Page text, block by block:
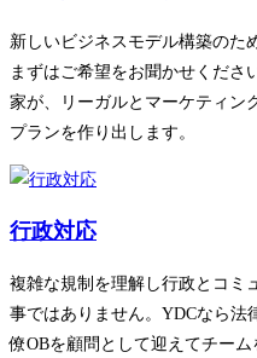
新しいビジネスモデル構築のた
まずはご希望をお聞かせくださ
家が、リーガルとマーケティン
プランを作り出します。
行政対応
複雑な規制を理解し行政とコミ
事ではありません。YDCなら法
僚OBを顧問として迎えてチー